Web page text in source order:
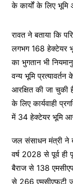
के कार्यों के लिए भूमि
रावत ने बताया कि
लगभग 168 हेक्टेयर
का भुगतान भी
वन्य भूमि
आरक्षित की जा चुकी
के लिए कार्यवाही
में 34 हेक्टेयर भूमि
जल संसाधन मंत्री ने
वर्ष 2028 से पूर्व ही
बैराज से 138
से 266 एमसीएफटी